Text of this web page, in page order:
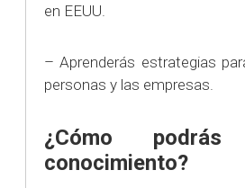
en EEUU.
– Aprenderás estrategias
personas y las empresas.
¿Cómo
conocimiento?